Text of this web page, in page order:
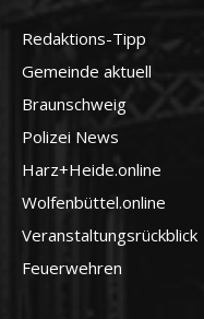
Redaktions-Tipp
Gemeinde aktuell
Braunschweig
Polizei News
Harz+Heide.online
Wolfenbüttel.online
Veranstaltungsrückblick
Feuerwehren